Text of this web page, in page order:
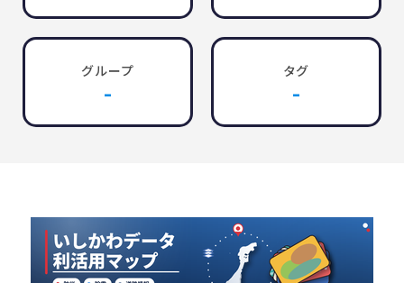
グループ
-
タグ
-